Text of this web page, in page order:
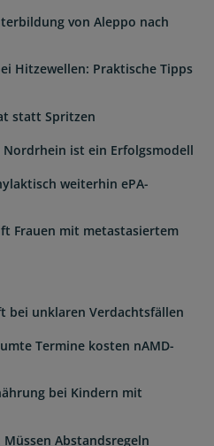
von Aleppo nach
Hitzewellen: Praktische Tipps
statt Spritzen
ist ein Erfolgsmodell
weiterhin ePA-
Frauen mit metastasiertem
bei unklaren Verdachtsfällen
Termine kosten nAMD-
bei Kindern mit
Abstandsregeln